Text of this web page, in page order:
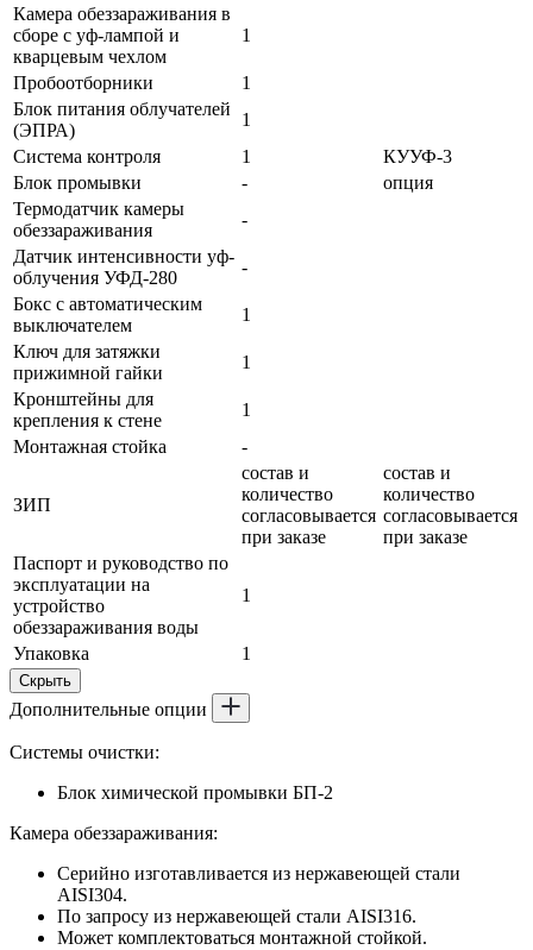
Камера обеззараживания в
сборе с уф-лампой и
кварцевым чехлом
1
Пробоотборники
1
Блок питания облучателей
(ЭПРА)
1
Система контроля
1
КУУФ-3
Блок промывки
-
опция
Термодатчик камеры
обеззараживания
-
Датчик интенсивности уф-
облучения УФД-280
-
Бокс с автоматическим
выключателем
1
Ключ для затяжки
прижимной гайки
1
Кронштейны для
крепления к стене
1
Монтажная стойка
-
ЗИП
состав и
количество
согласовывается
при заказе
состав и
количество
согласовывается
при заказе
Паспорт и руководство по
эксплуатации на
устройство
обеззараживания воды
1
Упаковка 1
Скрыть
Дополнительные опции
Системы очистки:
Блок химической промывки БП-2
Камера обеззараживания:
Серийно изготавливается из нержавеющей стали
AISI304.
По запросу из нержавеющей стали AISI316.
Может комплектоваться монтажной стойкой.